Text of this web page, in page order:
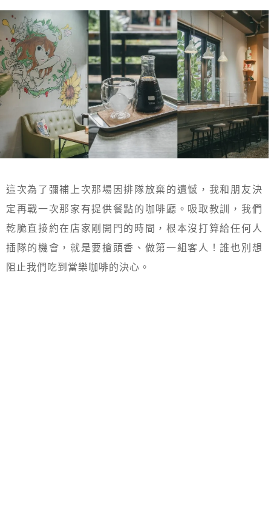
這次為了彌補上次那場因排隊放棄的遺憾，我和朋友決
定再戰一次那家有提供餐點的咖啡廳。吸取教訓，我們
乾脆直接約在店家剛開門的時間，根本沒打算給任何人
插隊的機會，就是要搶頭香、做第一組客人！誰也別想
阻止我們吃到當樂咖啡的決心。